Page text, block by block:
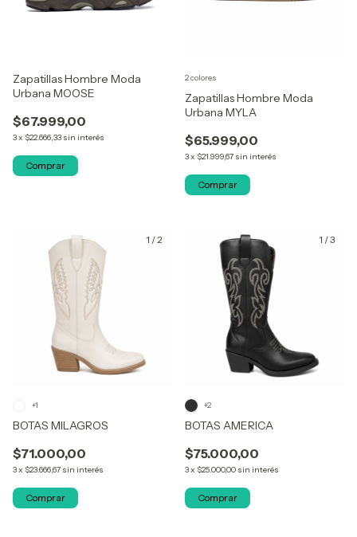
Zapatillas Hombre Moda
Urbana MOOSE
$67.999,00
3x $22.666,33 sin interés
Comprar
Zapatillas Hombre Moda
Urbana MYLA
$65.999,00
3x $21.999,67 sin interés
2 colores
Comprar
1 /2
BOTAS MILAGROS
$71.000,00
3x $23.666,67 sin interés
+1
Comprar
1 /3
BOTAS AMERICA
$75.000,00
3x $25.000,00 sin interés
+2
Comprar